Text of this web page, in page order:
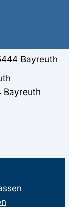
Bayreuth
Bayreuth